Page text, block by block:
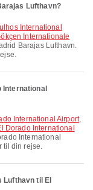
Lufthavn?
Internationale
Barajas Lufthavn.
International Airport,
Dorado International
International
til din rejse.
til El